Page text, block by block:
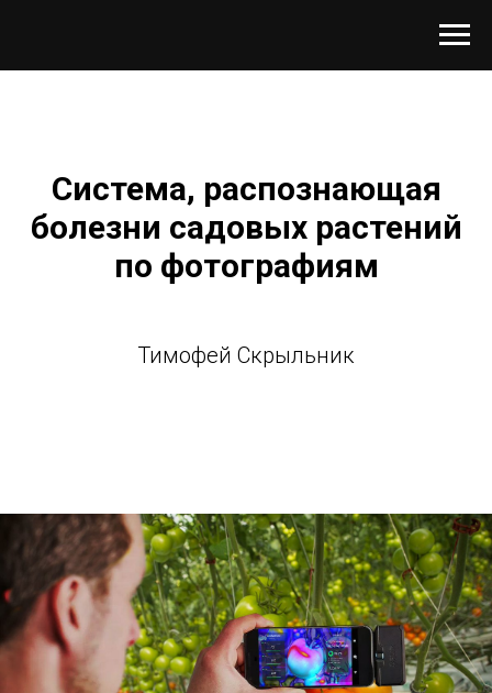
Система, распознающая
болезни садовых растений
по фотографиям
Тимофей Скрыльник